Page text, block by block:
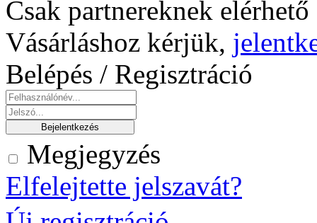
Csak partnereknek
Vásárláshoz kérjük,
Belépés / Regisztráció
Megjegyzés
Elfelejtette jelszavát?